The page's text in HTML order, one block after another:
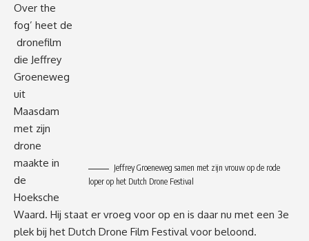
Jeffrey Groeneweg samen met zijn vrouw op de rode
loper op het Dutch Drone Festival
Over the
fog’ heet de
dronefilm
die Jeffrey
Groeneweg
uit
Maasdam
met zijn
drone
maakte in
de
Hoeksche
Waard. Hij staat er vroeg voor op en is daar nu met een 3e
plek bij het Dutch Drone Film Festival voor beloond.